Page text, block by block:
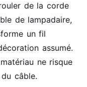
de la corde
de lampadaire,
un fil
assumé.
ne risque
câble.